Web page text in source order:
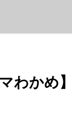
わかめ】